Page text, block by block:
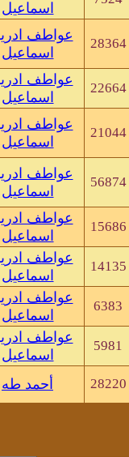
اسماعيل
28364
عواطف
اسماعيل
22664
عواطف
اسماعيل
21044
عواطف
اسماعيل
56874
عواطف
اسماعيل
15686
عواطف
اسماعيل
14135
عواطف
اسماعيل
6383
عواطف
اسماعيل
5981
عواطف
اسماعيل
28220
أحمد طه